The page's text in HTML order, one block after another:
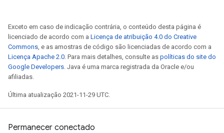
Exceto em caso de indicação contrária, o conteúdo desta página é
licenciado de acordo com a Licença de atribuição 4.0 do Creative
Commons, e as amostras de código são licenciadas de acordo com a
Licença Apache 2.0. Para mais detalhes, consulte as políticas do site do
Google Developers. Java é uma marca registrada da Oracle e/ou
afiliadas.
Última atualização 2021-11-29 UTC.
Permanecer conectado